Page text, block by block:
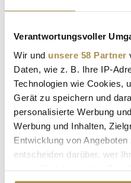
Verantwortungsvoller
Wir und unsere 58 Partner
Daten, wie z. B. Ihre IP-
Technologien wie Cookies,
Gerät zu speichern und
personalisierte Werbung
Werbung und Inhalten,
Entwicklung von
entscheiden darüber, wer
Skitickets, Speakerlunch
Gondeltalks)
SPEAKERINNEN
EVENT-MACHERINNEN
TOP-SPEAKER